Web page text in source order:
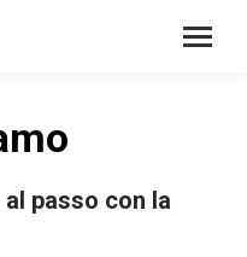
passo con la